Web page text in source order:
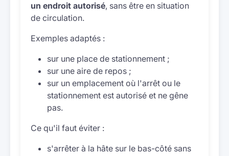
un endroit autorisé, sans être en situation
de circulation.
Exemples adaptés :
sur une place de stationnement ;
sur une aire de repos ;
sur un emplacement où l'arrêt ou le
stationnement est autorisé et ne gêne
pas.
Ce qu'il faut éviter :
s'arrêter à la hâte sur le bas-côté sans